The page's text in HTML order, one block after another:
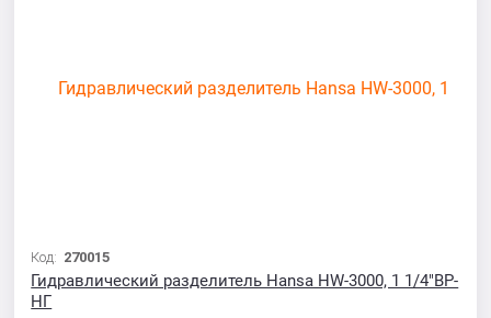
Код: 270015
Гидравлический разделитель Hansa HW-3000, 1 1/4"ВР-
НГ